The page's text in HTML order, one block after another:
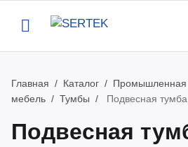
Главная Каталог
Промышленная
мебель
Тумбы Подвесная
Подвесная